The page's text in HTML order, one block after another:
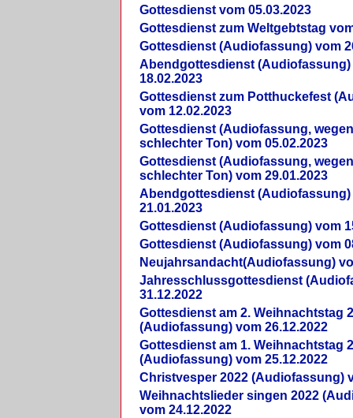
Gottesdienst vom 05.03.2023
Gottesdienst zum Weltgebtstag
Gottesdienst (Audiofassung) vom
Abendgottesdienst (Audiofassung)
18.02.2023
Gottesdienst zum Potthuckefest
vom 12.02.2023
Gottesdienst (Audiofassung,
schlechter Ton) vom 05.02.2023
Gottesdienst (Audiofassung,
schlechter Ton) vom 29.01.2023
Abendgottesdienst (Audiofassung)
21.01.2023
Gottesdienst (Audiofassung) vom
Gottesdienst (Audiofassung) vom
Neujahrsandacht(Audiofassung)
Jahresschlussgottesdienst
31.12.2022
Gottesdienst am 2. Weihnachtstag
(Audiofassung) vom 26.12.2022
Gottesdienst am 1. Weihnachtstag
(Audiofassung) vom 25.12.2022
Christvesper 2022 (Audiofassung)
Weihnachtslieder singen 2022
vom 24.12.2022